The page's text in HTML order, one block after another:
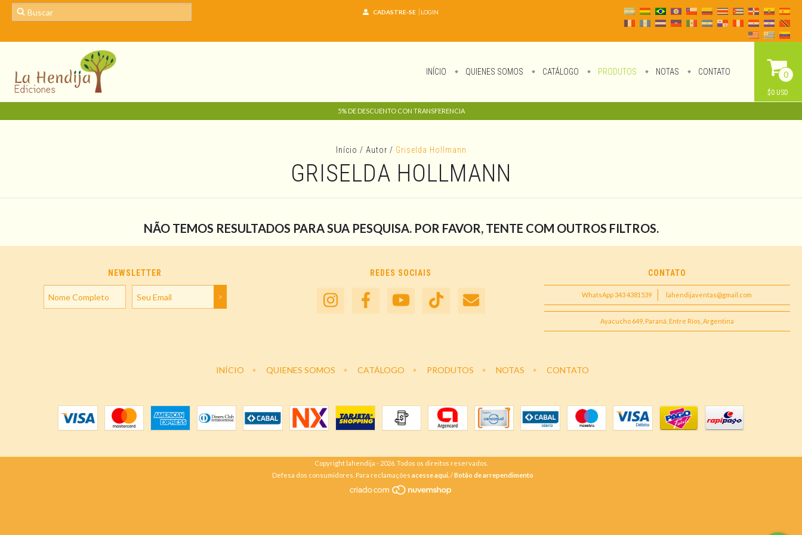
CADASTRE-SE LOGIN
INÍCIO QUIENES SOMOS CATÁLOGO PRODUTOS NOTAS CONTATO 0
$0 USD
5% DE DESCUENTO CON TRANSFERENCIA
Início / Autor / Griselda Hollmann
GRISELDA HOLLMANN
NÃO TEMOS RESULTADOS PARA SUA PESQUISA. POR FAVOR, TENTE COM OUTROS FILTROS.
NEWSLETTER REDES SOCIAIS CONTATO
WhatsApp 343 4381539 lahendijaventas@gmail.com
Ayacucho 649, Paraná, Entre Ríos, Argentina
INÍCIO QUIENES SOMOS CATÁLOGO PRODUTOS NOTAS CONTATO
Copyright lahendija - 2026. Todos os direitos reservados.
Defesa dos consumidores. Para reclamações acesse aqui./Botão de arrependimento